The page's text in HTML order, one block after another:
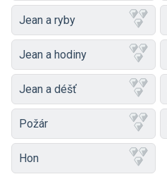
Jean a ryby
Jean a hodiny
Jean a déšť
Požár
Hon